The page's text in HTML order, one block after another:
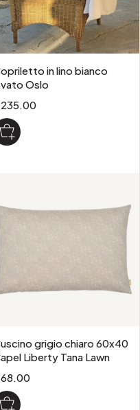
in lino bianco
Oslo
235.00
grigio chiaro 60x40
Liberty Tana Lawn
68.00